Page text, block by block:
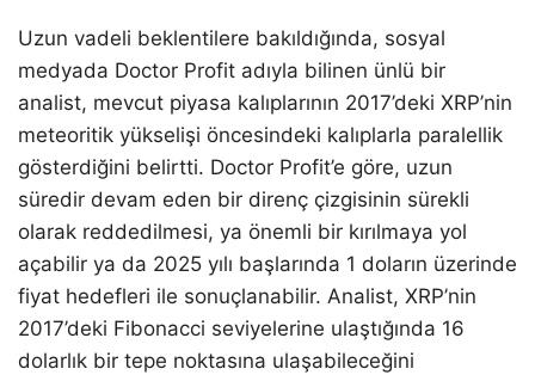
Uzun vadeli beklentilere bakıldığında, sosyal
medyada Doctor Profit adıyla bilinen ünlü bir
analist, mevcut piyasa kalıplarının 2017’deki XRP’nin
meteoritik yükselişi öncesindeki kalıplarla paralellik
gösterdiğini belirtti. Doctor Profit’e göre, uzun
süredir devam eden bir direnç çizgisinin sürekli
olarak reddedilmesi, ya önemli bir kırılmaya yol
açabilir ya da 2025 yılı başlarında 1 doların üzerinde
fiyat hedefleri ile sonuçlanabilir. Analist, XRP’nin
2017’deki Fibonacci seviyelerine ulaştığında 16
dolarlık bir tepe noktasına ulaşabileceğini